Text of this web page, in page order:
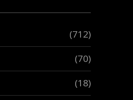
(712)
(70)
(18)